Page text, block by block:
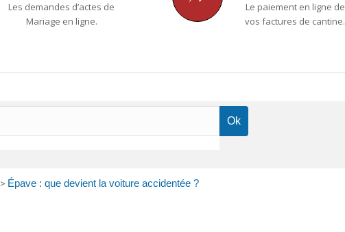
Les demandes d’actes de
Mariage en ligne.
Le paiement en ligne de
vos factures de cantine.
> Épave : que devient la voiture accidentée ?